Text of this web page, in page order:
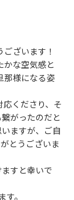
ざいます！
かな空気感と
那様になる姿
くださり、そ
がったのだと
ますが、ご自
とうございま
すと幸いで
。